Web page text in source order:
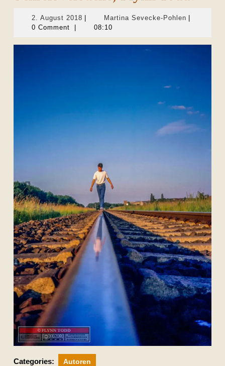
2. August 2018 2.
August
Martina Sevecke-PohlenMartina
0 Comment
08:10
Categories: Autoren